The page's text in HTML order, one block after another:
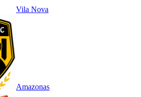
Vila Nova
Amazonas